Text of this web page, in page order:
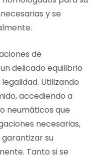
y se
de
delicado equilibrio
Utilizando
accediendo a
neumáticos que
necesarias,
su
Tanto si se